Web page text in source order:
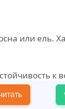
или ель.
к